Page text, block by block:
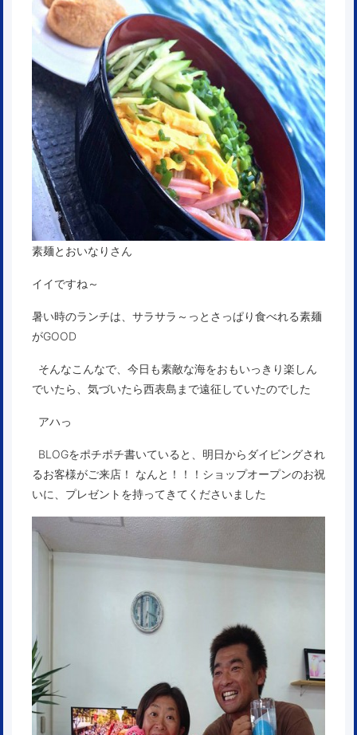
素麺とおいなりさん
イイですね～
暑い時のランチは、サラサラ～っとさっぱり食べれる素麺
がGOOD
そんなこんなで、今日も素敵な海をおもいっきり楽しん
でいたら、気づいたら西表島まで遠征していたのでした
アハっ
BLOGをポチポチ書いていると、明日からダイビングされ
るお客様がご来店！ なんと！！！ショップオープンのお祝
いに、プレゼントを持ってきてくださいました